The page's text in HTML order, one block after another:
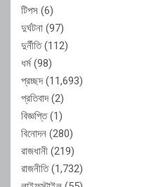
টিপস (6)
দুর্ঘটনা (97)
দুর্নীতি(112)
ধর্ম(98)
প্রচ্ছদ(11,693)
প্রতিবাদ(2)
বিজ্ঞপ্তি(1)
বিনোদন (280)
রাজধানী (219)
রাজনীতি(1,732)